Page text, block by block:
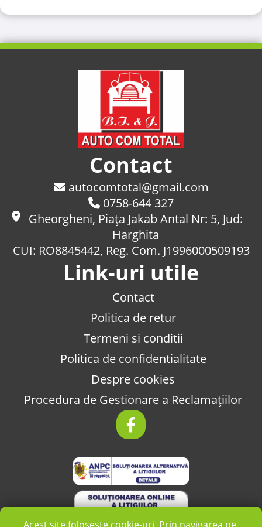
Contact
autocomtotal@gmail.com
0758-644 327
Gheorgheni, Piaţa Jakab Antal Nr: 5, Jud:
Harghita
CUI: RO8845442, Reg. Com. J1996000509193
Link-uri utile
Contact
Politica de retur
Termeni si conditii
Politica de confidentialitate
Despre cookies
Procedura de Gestionare a Reclamațiilor